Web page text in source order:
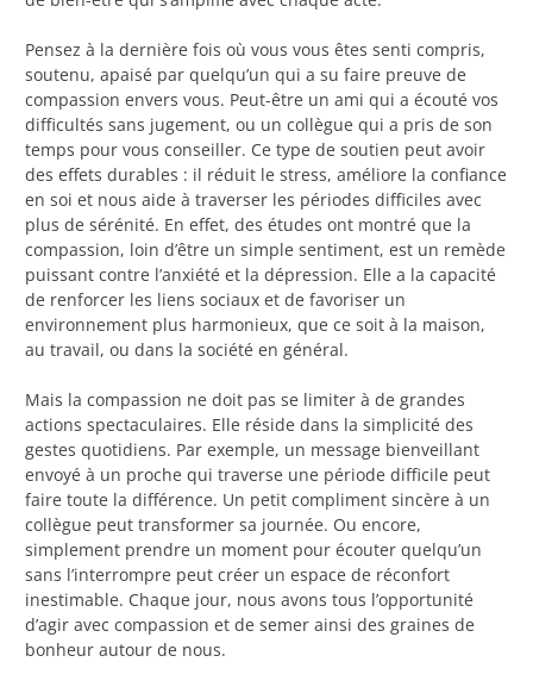
Pensez à la dernière fois où vous vous êtes senti compris,
soutenu, apaisé par quelqu’un qui a su faire preuve de
compassion envers vous. Peut-être un ami qui a écouté vos
difficultés sans jugement, ou un collègue qui a pris de son
temps pour vous conseiller. Ce type de soutien peut avoir
des effets durables : il réduit le stress, améliore la confiance
en soi et nous aide à traverser les périodes difficiles avec
plus de sérénité. En effet, des études ont montré que la
compassion, loin d’être un simple sentiment, est un remède
puissant contre l’anxiété et la dépression. Elle a la capacité
de renforcer les liens sociaux et de favoriser un
environnement plus harmonieux, que ce soit à la maison,
au travail, ou dans la société en général.
Mais la compassion ne doit pas se limiter à de grandes
actions spectaculaires. Elle réside dans la simplicité des
gestes quotidiens. Par exemple, un message bienveillant
envoyé à un proche qui traverse une période difficile peut
faire toute la différence. Un petit compliment sincère à un
collègue peut transformer sa journée. Ou encore,
simplement prendre un moment pour écouter quelqu’un
sans l’interrompre peut créer un espace de réconfort
inestimable. Chaque jour, nous avons tous l’opportunité
d’agir avec compassion et de semer ainsi des graines de
bonheur autour de nous.